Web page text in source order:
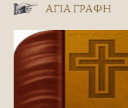
ΑΓΊΑ ΓΡΑΦΉ